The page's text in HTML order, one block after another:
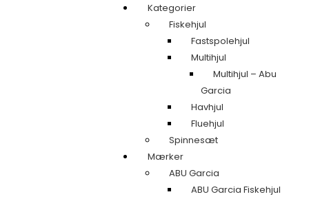
Kategorier
Fiskehjul
Fastspolehjul
Multihjul
Multihjul – Abu
Garcia
Havhjul
Fluehjul
Spinnesæt
Mærker
ABU Garcia
ABU Garcia Fiskehjul